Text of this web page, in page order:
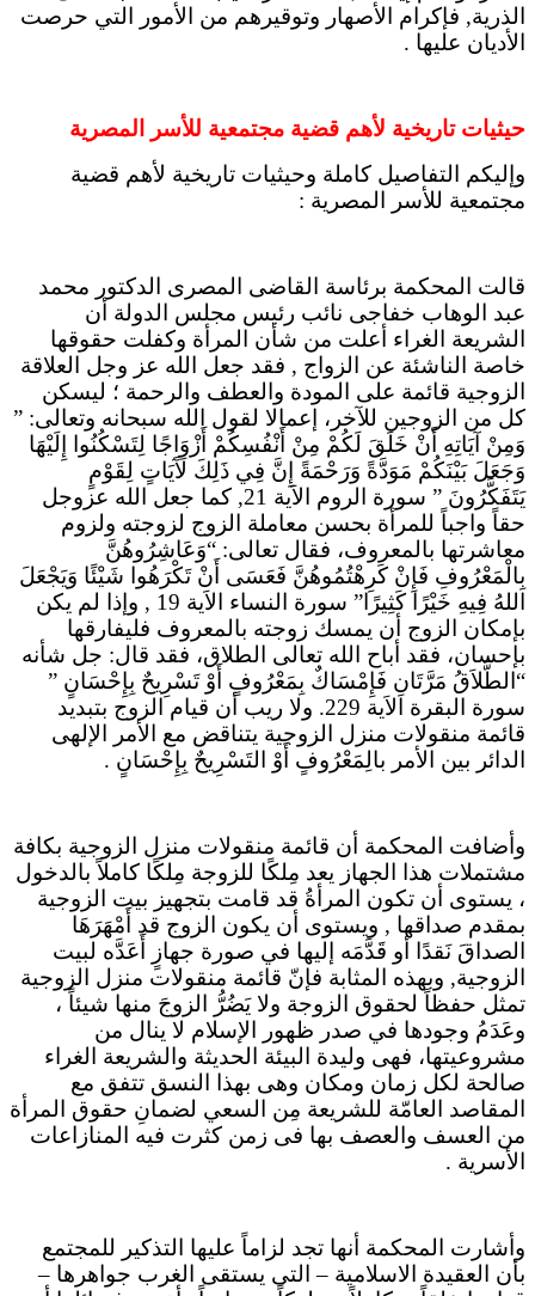
الذرية, فإكرام الأصهار وتوقيرهم من الأمور التي حرصت
الأديان عليها .
حيثيات تاريخية لأهم قضية مجتمعية للأسر المصرية
وإليكم التفاصيل كاملة وحيثيات تاريخية لأهم قضية
مجتمعية للأسر المصرية :
قالت المحكمة برئاسة القاضى المصرى الدكتور محمد
عبد الوهاب خفاجى نائب رئيس مجلس الدولة أن
الشريعة الغراء أعلت من شأن المرأة وكفلت حقوقها
خاصة الناشئة عن الزواج , فقد جعل الله عز وجل العلاقة
الزوجية قائمة على المودة والعطف والرحمة ؛ ليسكن
كل من الزوجين للآخر، إعمالا لقول الله سبحانه وتعالى: ”
وَمِنْ آيَاتِهِ أَنْ خَلَقَ لَكُمْ مِنْ أَنْفُسِكُمْ أَزْوَاجًا لِتَسْكُنُوا إِلَيْهَا
وَجَعَلَ بَيْنَكُمْ مَوَدَّةً وَرَحْمَةً إِنَّ فِي ذَلِكَ لَآَيَاتٍ لِقَوْمٍ
يَتَفَكَّرُونَ ” سورة الروم الاَية 21, كما جعل الله عزوجل
حقاً واجباً للمرأة بحسن معاملة الزوج لزوجته ولزوم
معاشرتها بالمعروف، فقال تعالى: “وَعَاشِرُوهُنَّ
بِالْمَعْرُوفِ فَإِنْ كَرِهْتُمُوهُنَّ فَعَسَى أَنْ تَكْرَهُوا شَيْئًا وَيَجْعَلَ
اللهُ فِيهِ خَيْرًا كَثِيرًا” سورة النساء الاَية 19 , وإذا لم يكن
بإمكان الزوج أن يمسك زوجته بالمعروف فليفارقها
بإحسان، فقد أباح الله تعالى الطلاق، فقد قال: جل شأنه
“الطَّلاَقُ مَرَّتَانِ فَإِمْسَاكٌ بِمَعْرُوفٍ أَوْ تَسْرِيحٌ بِإِحْسَانٍ ”
سورة البقرة الاَية 229. ولا ريب أن قيام الزوج بتبديد
قائمة منقولات منزل الزوجية يتناقض مع الأمر الإلهى
الدائر بين الأمر بالِمَعْرُوفٍ أَوْ التَسْرِيحٌ بِإِحْسَانٍ .
وأضافت المحكمة أن قائمة منقولات منزل الزوجية بكافة
مشتملات هذا الجهاز يعد مِلكًا للزوجة مِلكًا كاملاً بالدخول
، يستوى أن تكون المرأةُ قد قامت بتجهيز بيت الزوجية
بمقدم صداقها , ويستوى أن يكون الزوج قد أَمْهَرَهَا
الصداقَ نَقدًا أو قَدَّمَه إليها في صورة جهازٍ أَعَدَّه لبيت
الزوجية, وبهذه المثابة فإنّ قائمة منقولات منزل الزوجية
تمثل حفظاً لحقوق الزوجة ولا يَضُرُّ الزوجَ منها شيئاً ،
وعَدَمُ وجودها في صدر ظهور الإسلام لا ينال من
مشروعيتها، فهى وليدة البيئة الحديثة والشريعة الغراء
صالحة لكل زمان ومكان وهى بهذا النسق تتفق مع
المقاصد العامّة للشريعة مِن السعي لضمانِ حقوق المرأة
من العسف والعصف بها فى زمن كثرت فيه المنازاعات
الأسرية .
وأشارت المحكمة أنها تجد لزاماً عليها التذكير للمجتمع
بأن العقيدة الاسلامية – التى يستقى الغرب جواهرها –